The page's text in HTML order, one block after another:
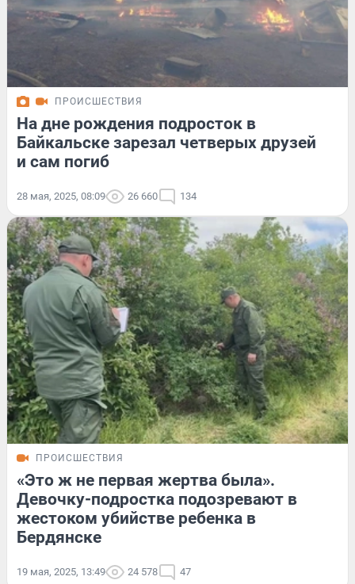
ПРОИСШЕСТВИЯ
На дне рождения подросток в
Байкальске зарезал четверых друзей
и сам погиб
28 мая, 2025, 08:09 26 660 134
ПРОИСШЕСТВИЯ
«Это ж не первая жертва была».
Девочку-подростка подозревают в
жестоком убийстве ребенка в
Бердянске
19 мая, 2025, 13:49 24 578 47